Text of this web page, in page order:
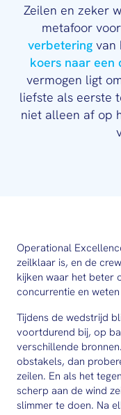
Zeilen en zeker
metafoor
verbeteringvan
koers naar een
vermogen ligt
liefste als eerste
niet alleen af op
Operational
zeilklaar is, en de
kijken waar het beter
concurrentie en
Tijdens de wedstrijd
voortdurend bij, op
verschillende
obstakels, dan
zeilen. En als het
scherp aan de wind
slimmer te doen. Na